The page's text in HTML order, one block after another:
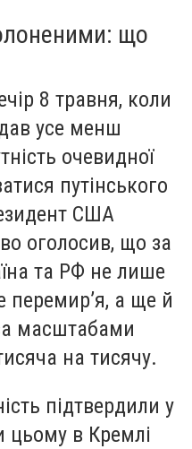
що
8 травня, коли
усе менш
очевидної
путінського
США
оголосив, що за
та РФ не лише
перемир’я, а ще й
масштабами
на тисячу.
підтвердили у
цьому в Кремлі